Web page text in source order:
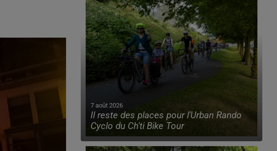
7 août 2026
Il reste des places pour l'Urban Rando
Cyclo du Ch'ti Bike Tour